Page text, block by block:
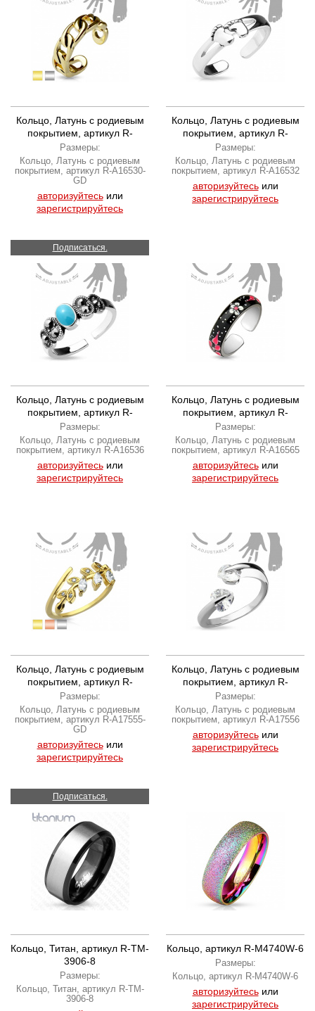
Кольцо, Латунь с родиевым
покрытием, артикул R-
A16530-GD
Размеры:
Кольцо, Латунь с родиевым
покрытием, артикул R-A16530-
GD
авторизуйтесьили
зарегистрируйтесь
Кольцо, Латунь с родиевым
покрытием, артикул R-
A16532
Размеры:
Кольцо, Латунь с родиевым
покрытием, артикул R-A16532
авторизуйтесьили
зарегистрируйтесь
Подписаться.
Кольцо, Латунь с родиевым
покрытием, артикул R-
A16536
Размеры:
Кольцо, Латунь с родиевым
покрытием, артикул R-A16536
авторизуйтесьили
зарегистрируйтесь
Кольцо, Латунь с родиевым
покрытием, артикул R-
A16565
Размеры:
Кольцо, Латунь с родиевым
покрытием, артикул R-A16565
авторизуйтесьили
зарегистрируйтесь
Кольцо, Латунь с родиевым
покрытием, артикул R-
A17555-GD
Размеры:
Кольцо, Латунь с родиевым
покрытием, артикул R-A17555-
GD
авторизуйтесьили
зарегистрируйтесь
Кольцо, Латунь с родиевым
покрытием, артикул R-
A17556
Размеры:
Кольцо, Латунь с родиевым
покрытием, артикул R-A17556
авторизуйтесьили
зарегистрируйтесь
Подписаться.
Кольцо, Титан, артикул R-TM-
3906-8
Размеры:
Кольцо, Титан, артикул R-TM-
3906-8
Кольцо, артикул R-M4740W-6
Размеры:
Кольцо, артикул R-M4740W-6
авторизуйтесьили
зарегистрируйтесь